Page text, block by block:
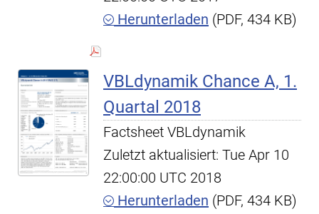
Herunterladen (PDF, 434 KB)
VBLdynamik Chance A, 1.
Quartal 2018
Factsheet VBLdynamik
Zuletzt aktualisiert: Tue Apr 10
22:00:00 UTC 2018
Herunterladen (PDF, 434 KB)